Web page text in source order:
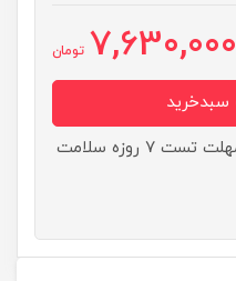
7,630,000 تومان
ضمانت مادام العمر اصالت و مهلت تست ۷ روزه سلامت